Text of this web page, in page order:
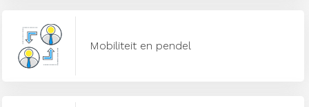
Mobiliteit en pendel